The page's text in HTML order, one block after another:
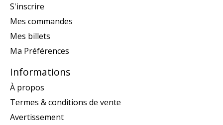
S'inscrire
Mes commandes
Mes billets
Ma Préférences
Informations
À propos
Termes & conditions de vente
Avertissement